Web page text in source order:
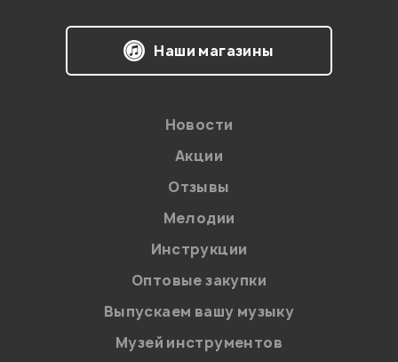
на обработку персональных данных в
Политикой в отношении обработки
персональных данных.
Введите проверочное число:
Наши магазины
Новости
Акции
Отзывы
Мелодии
Инструкции
Оптовые закупки
Выпускаем вашу музыку
Музей инструментов